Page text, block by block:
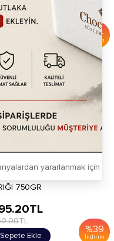
%34
İndirim
TL
750GR
%39
İndirim
TL
TL
Sepete Ekle
yararlanmak için